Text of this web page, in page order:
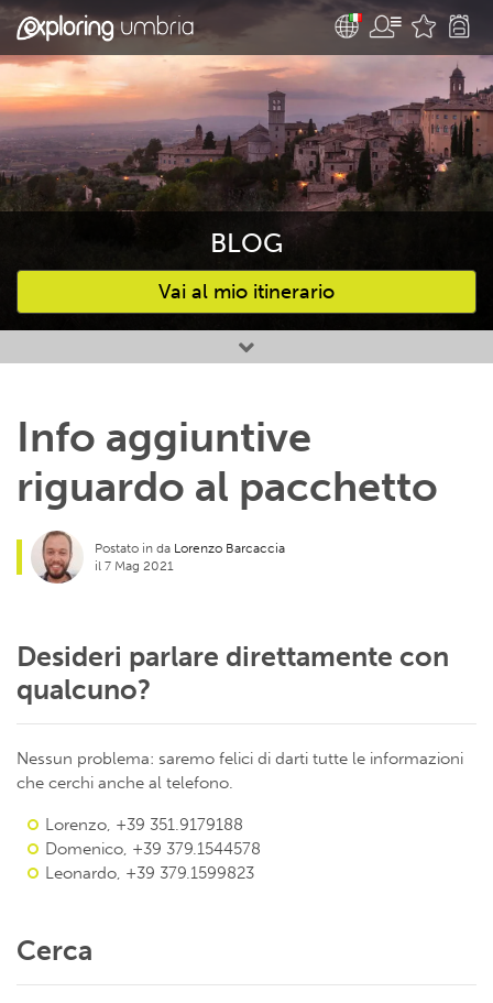
BLOG
Vai al mio itinerario
Attività preferite
Info aggiuntive
riguardo al pacchetto
Postato in da Lorenzo Barcaccia
il 7 Mag 2021
Desideri parlare direttamente con
qualcuno?
Nessun problema: saremo felici di darti tutte le informazioni
che cerchi anche al telefono.
Lorenzo, +39 351.9179188
Domenico, +39 379.1544578
Leonardo, +39 379.1599823
Cerca